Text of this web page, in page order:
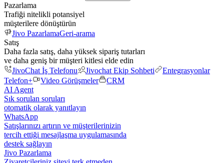
Pazarlama
Trafiği nitelikli potansiyel
müşterilere dönüştürün
Jivo PazarlamaGeri-arama
Satış
Daha fazla satış, daha yüksek sipariş tutarları
ve daha geniş bir müşteri kitlesi elde edin
JivoChat İş Telefonu
Jivochat Ekip Sohbeti
Entegrasyonlar
Telefon+
Video Görüşmeler
CRM
AI Agent
Sık sorulan soruları
otomatik olarak yanıtlayın
WhatsApp
Satışlarınızı artırın ve müşterilerinizin
tercih ettiği mesajlaşma uygulamasında
destek sağlayın
Jivo Pazarlama